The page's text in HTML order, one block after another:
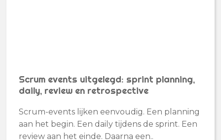
Scrum events uitgelegd: sprint planning,
daily, review en retrospective
Scrum-events lijken eenvoudig. Een planning
aan het begin. Een daily tijdens de sprint. Een
review aan het einde. Daarna een..